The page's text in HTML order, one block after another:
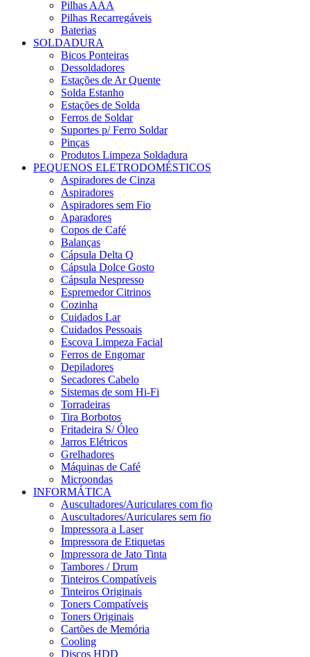
Pilhas AAA
Pilhas Recarregáveis
Baterias
SOLDADURA
Bicos Ponteiras
Dessoldadores
Estações de Ar Quente
Solda Estanho
Estações de Solda
Ferros de Soldar
Suportes p/ Ferro Soldar
Pinças
Produtos Limpeza Soldadura
PEQUENOS ELETRODOMÉSTICOS
Aspiradores de Cinza
Aspiradores
Aspiradores sem Fio
Aparadores
Copos de Café
Balanças
Cápsula Delta Q
Cápsula Dolce Gosto
Cápsula Nespresso
Espremedor Citrinos
Cozinha
Cuidados Lar
Cuidados Pessoais
Escova Limpeza Facial
Ferros de Engomar
Depiladores
Secadores Cabelo
Sistemas de som Hi-Fi
Torradeiras
Tira Borbotos
Fritadeira S/ Óleo
Jarros Elétricos
Grelhadores
Máquinas de Café
Microondas
INFORMÁTICA
Auscultadores/Auriculares com fio
Auscultadores/Auriculares sem fio
Impressora a Laser
Impressora de Etiquetas
Impressora de Jato Tinta
Tambores / Drum
Tinteiros Compatíveis
Tinteiros Originais
Toners Compatíveis
Toners Originais
Cartões de Memória
Cooling
Discos HDD